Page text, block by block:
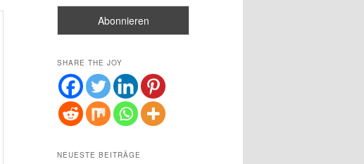
SHARE THE JOY
NEUESTE BEITRÄGE